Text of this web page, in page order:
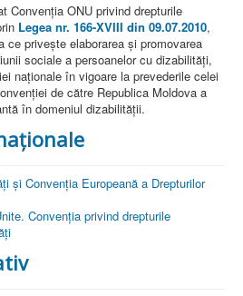
Convenţia ONU privind drepturile
Legea nr. 166-XVIII din 09.07.2010,
ce priveşte elaborarea şi promovarea
sociale a persoanelor cu dizabilităţi,
naţionale în vigoare la prevederile celei
de către Republica Moldova a
în domeniul dizabilităţii.
și Convenția Europeană a Drepturilor
Convenţia privind drepturile